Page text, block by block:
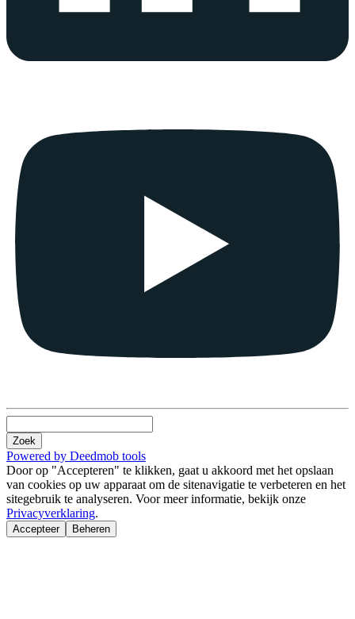
Zoek
Powered by Deedmob tools
Door op "Accepteren" te klikken, gaat u akkoord met het opslaan
van cookies op uw apparaat om de sitenavigatie te verbeteren en het
sitegebruik te analyseren. Voor meer informatie, bekijk onze
Privacyverklaring.
Accepteer Beheren